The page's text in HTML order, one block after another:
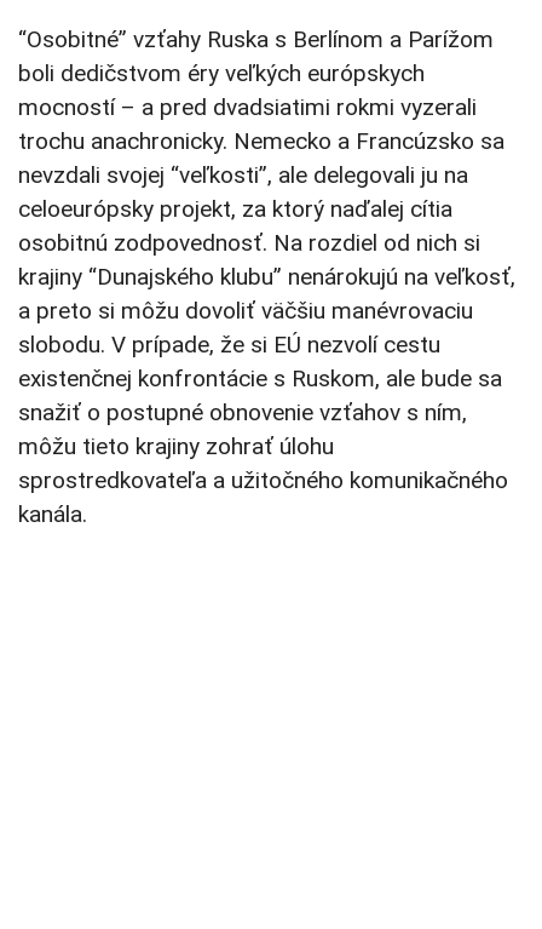
“Osobitné” vzťahy Ruska s Berlínom a Parížom
boli dedičstvom éry veľkých európskych
mocností – a pred dvadsiatimi rokmi vyzerali
trochu anachronicky. Nemecko a Francúzsko sa
nevzdali svojej “veľkosti”, ale delegovali ju na
celoeurópsky projekt, za ktorý naďalej cítia
osobitnú zodpovednosť. Na rozdiel od nich si
krajiny “Dunajského klubu” nenárokujú na veľkosť,
a preto si môžu dovoliť väčšiu manévrovaciu
slobodu. V prípade, že si EÚ nezvolí cestu
existenčnej konfrontácie s Ruskom, ale bude sa
snažiť o postupné obnovenie vzťahov s ním,
môžu tieto krajiny zohrať úlohu
sprostredkovateľa a užitočného komunikačného
kanála.